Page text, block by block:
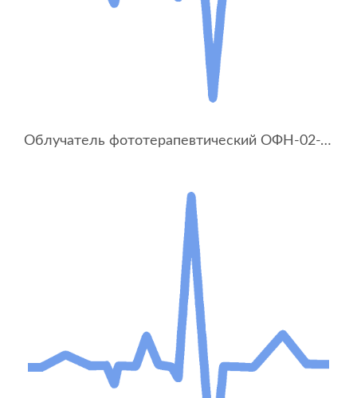
Облучатель фототерапевтический ОФН-02-УОМЗ (без стойки)